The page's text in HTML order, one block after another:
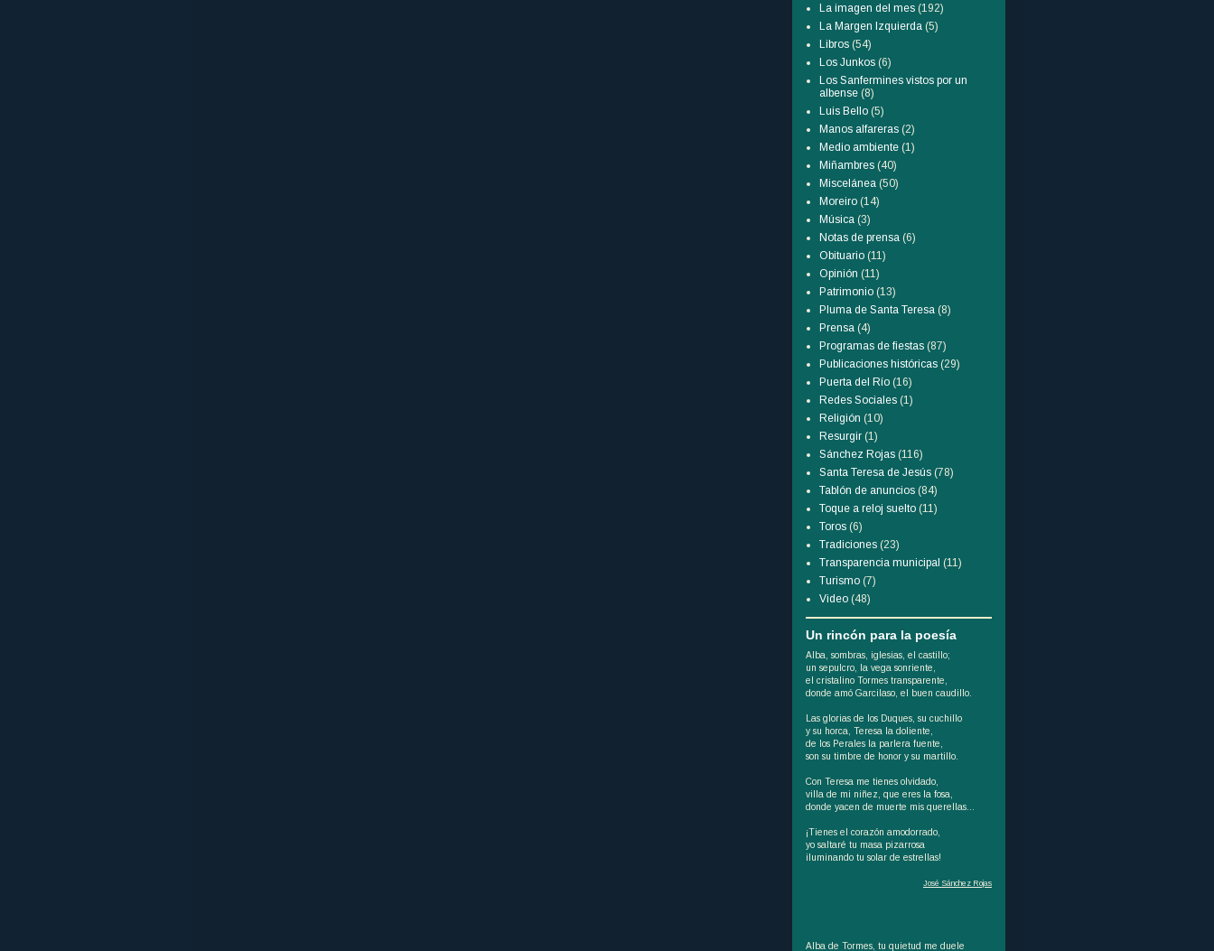
La imagen del mes (192)
La Margen Izquierda (5)
Libros (54)
Los Junkos (6)
Los Sanfermines vistos por un
albense (8)
Luis Bello (5)
Manos alfareras (2)
Medio ambiente (1)
Miñambres (40)
Miscelánea (50)
Moreiro (14)
Música (3)
Notas de prensa (6)
Obituario (11)
Opinión (11)
Patrimonio (13)
Pluma de Santa Teresa (8)
Prensa (4)
Programas de fiestas (87)
Publicaciones históricas (29)
Puerta del Río (16)
Redes Sociales (1)
Religión (10)
Resurgir (1)
Sánchez Rojas (116)
Santa Teresa de Jesús (78)
Tablón de anuncios (84)
Toque a reloj suelto (11)
Toros (6)
Tradiciones (23)
Transparencia municipal (11)
Turismo (7)
Video (48)
Un rincón para la poesía
Alba, sombras, iglesias, el castillo;
un sepulcro, la vega sonriente,
el cristalino Tormes transparente,
donde amó Garcilaso, el buen caudillo.
Las glorias de los Duques, su cuchillo
y su horca, Teresa la doliente,
de los Perales la parlera fuente,
son su timbre de honor y su martillo.
Con Teresa me tienes olvidado,
villa de mi niñez, que eres la fosa,
donde yacen de muerte mis querellas...
¡Tienes el corazón amodorrado,
yo saltaré tu masa pizarrosa
iluminando tu solar de estrellas!
José Sánchez Rojas
Alba de Tormes, tu quietud me duele